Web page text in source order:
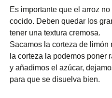
Es importante que el arroz
cocido. Deben quedar los
tener una textura cremosa.
Sacamos la corteza de
la corteza la podemos poner
y añadimos el azúcar,
para que se disuelva bien.